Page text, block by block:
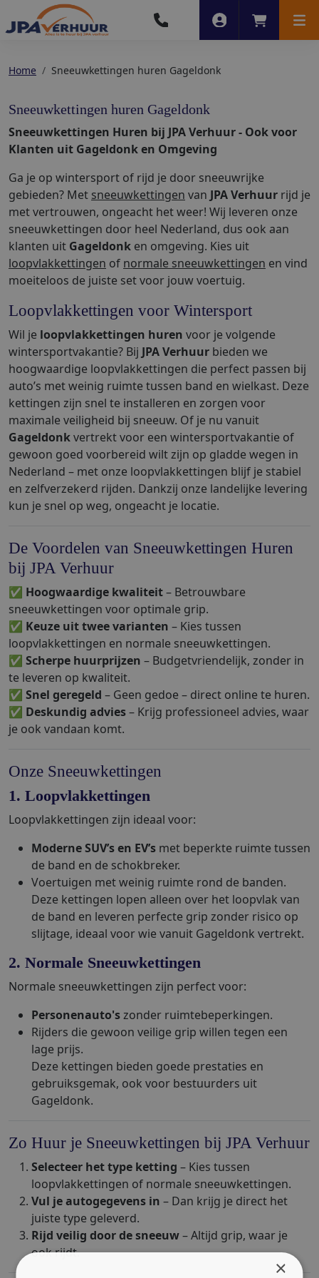
Account
Home Sneeuwkettingen huren Gageldonk
Sneeuwkettingen huren Gageldonk
Sneeuwkettingen Huren bij JPA Verhuur - Ook voor
Klanten uit Gageldonk en Omgeving
Ga je op wintersport of rijd je door sneeuwrijke
gebieden? Met sneeuwkettingen van JPA Verhuur rijd je
met vertrouwen, ongeacht het weer! Wij leveren onze
sneeuwkettingen door heel Nederland, dus ook aan
klanten uit Gageldonk en omgeving. Kies uit
loopvlakkettingen of normale sneeuwkettingen en vind
moeiteloos de juiste set voor jouw voertuig.
Loopvlakkettingen voor Wintersport
Wil je loopvlakkettingen huren voor je volgende
wintersportvakantie? Bij JPA Verhuur bieden we
hoogwaardige loopvlakkettingen die perfect passen bij
auto’s met weinig ruimte tussen band en wielkast. Deze
kettingen zijn snel te installeren en zorgen voor
maximale veiligheid bij sneeuw. Of je nu vanuit
Gageldonkvertrekt voor een wintersportvakantie of
gewoon goed voorbereid wilt zijn op gladde wegen in
Nederland – met onze loopvlakkettingen blijf je stabiel
en zelfverzekerd rijden. Dankzij onze landelijke levering
kun je snel op weg, ongeacht je locatie.
De Voordelen van Sneeuwkettingen Huren
bij JPA Verhuur
✅ Hoogwaardige kwaliteit– Betrouwbare
sneeuwkettingen voor optimale grip.
✅ Keuze uit twee varianten – Kies tussen
loopvlakkettingen en normale sneeuwkettingen.
✅ Scherpe huurprijzen – Budgetvriendelijk, zonder in
te leveren op kwaliteit.
✅ Snel geregeld – Geen gedoe – direct online te huren.
✅ Deskundig advies– Krijg professioneel advies, waar
je ook vandaan komt.
Onze Sneeuwkettingen
1. Loopvlakkettingen
Loopvlakkettingen zijn ideaal voor:
Moderne SUV’s en EV’s met beperkte ruimte tussen
de band en de schokbreker.
Voertuigen met weinig ruimte rond de banden.
Deze kettingen lopen alleen over het loopvlak van
de band en leveren perfecte grip zonder risico op
slijtage, ideaal voor wie vanuit Gageldonk vertrekt.
2. Normale Sneeuwkettingen
Normale sneeuwkettingen zijn perfect voor:
Personenauto'szonder ruimtebeperkingen.
Rijders die gewoon veilige grip willen tegen een
lage prijs.
Deze kettingen bieden goede prestaties en
gebruiksgemak, ook voor bestuurders uit
Gageldonk.
Zo Huur je Sneeuwkettingen bij JPA Verhuur
Selecteer het type ketting – Kies tussen
loopvlakkettingen of normale sneeuwkettingen.
Vul je autogegevens in – Dan krijg je direct het
juiste type geleverd.
Rijd veilig door de sneeuw– Altijd grip, waar je
ook rijdt.
×